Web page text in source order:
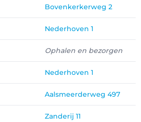
Bovenkerkerweg 2
Nederhoven 1
Ophalen en bezorgen
Nederhoven 1
Aalsmeerderweg 497
Zanderij 11